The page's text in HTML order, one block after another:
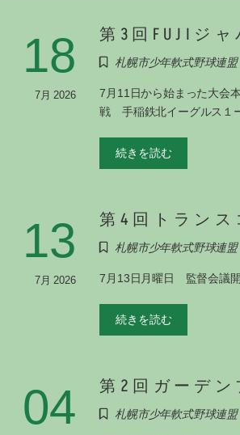
18
7月 2026
第3回FUJIジ
札幌市少年軟式野球連盟
7月11日から始まった大会
戦 手稲鉄北イーグルス
続きを読む
13
7月 2026
第4回トラン
札幌市少年軟式野球連盟
7月13日月曜日 監督会議
続きを読む
04 第2回ガーデン
札幌市少年軟式野球連盟